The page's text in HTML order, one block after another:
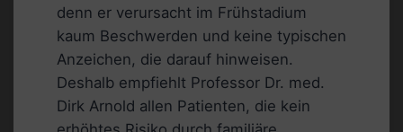
denn er verursacht im Frühstadium
kaum Beschwerden und keine typischen
Anzeichen, die darauf hinweisen.
Deshalb empfiehlt Professor Dr. med.
Dirk Arnold allen Patienten, die kein